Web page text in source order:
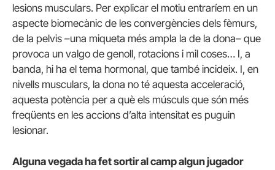
lesions musculars. Per explicar el motiu entraríem en un
aspecte biomecànic de les convergències dels fèmurs,
de la pelvis –una miqueta més ampla la de la dona– que
provoca un valgo de genoll, rotacions i mil coses… I, a
banda, hi ha el tema hormonal, que també incideix. I, en
nivells musculars, la dona no té aquesta acceleració,
aquesta potència per a què els músculs que són més
freqüents en les accions d’alta intensitat es puguin
lesionar.
Alguna vegada ha fet sortir al camp algun jugador